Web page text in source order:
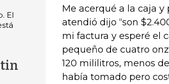
El
Me acerqué a la caja
atendió dijo “son
mi factura y esperé el
pequeño de cuatro
120 mililitros, menos
había tomado pero